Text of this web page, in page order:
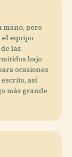
mano, pero
equipo
las
bajo
ocasiones
así
más grande